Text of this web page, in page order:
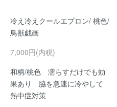
冷え冷えクールエプロン/ 桃色/
鳥獣戯画
7,000円(内税)
和柄/桃色 濡らすだけでも効
果あり 脇を急速に冷やして
熱中症対策